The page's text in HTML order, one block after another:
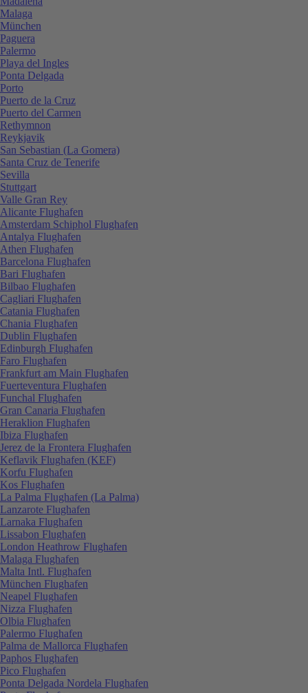
Malaga
München
Paguera
Palermo
Playa del Ingles
Ponta Delgada
Porto
Puerto de la Cruz
Puerto del Carmen
Rethymnon
Reykjavik
San Sebastian (La Gomera)
Santa Cruz de Tenerife
Sevilla
Stuttgart
Valle Gran Rey
Alicante Flughafen
Amsterdam Schiphol Flughafen
Antalya Flughafen
Athen Flughafen
Barcelona Flughafen
Bari Flughafen
Bilbao Flughafen
Cagliari Flughafen
Catania Flughafen
Chania Flughafen
Dublin Flughafen
Edinburgh Flughafen
Faro Flughafen
Frankfurt am Main Flughafen
Fuerteventura Flughafen
Funchal Flughafen
Gran Canaria Flughafen
Heraklion Flughafen
Ibiza Flughafen
Jerez de la Frontera Flughafen
Keflavik Flughafen (KEF)
Korfu Flughafen
Kos Flughafen
La Palma Flughafen (La Palma)
Lanzarote Flughafen
Larnaka Flughafen
Lissabon Flughafen
London Heathrow Flughafen
Malaga Flughafen
Malta Intl. Flughafen
München Flughafen
Neapel Flughafen
Nizza Flughafen
Olbia Flughafen
Palermo Flughafen
Palma de Mallorca Flughafen
Paphos Flughafen
Pico Flughafen
Ponta Delgada Nordela Flughafen